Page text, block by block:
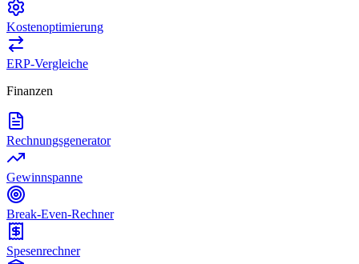
Kostenoptimierung
ERP-Vergleiche
Finanzen
Rechnungsgenerator
Gewinnspanne
Break-Even-Rechner
Spesenrechner